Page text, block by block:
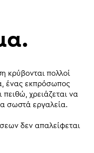
κρύβονται πολλοί
ένας εκπρόσωπος
χρειάζεται να
σωστά εργαλεία.
δεν απαλείφεται